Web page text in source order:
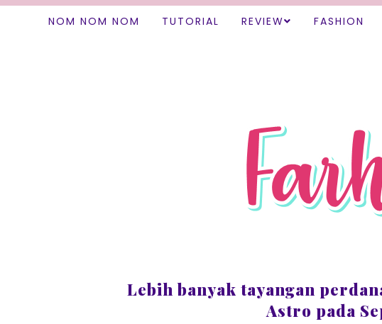
NOM NOM NOM TUTORIAL REVIEW FASHION
Lebih banyak tayangan
Astro pada